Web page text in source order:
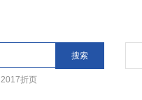
2017折页